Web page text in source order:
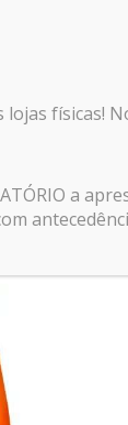
Sabor Frango e
físicas!
a